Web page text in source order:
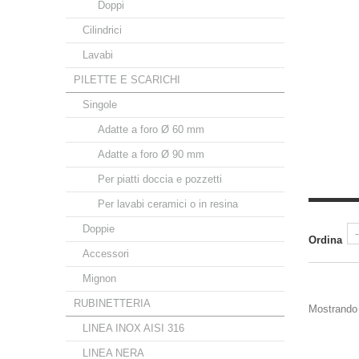
Doppi
Cilindrici
Lavabi
PILETTE E SCARICHI
Singole
Adatte a foro Ø 60 mm
Adatte a foro Ø 90 mm
Per piatti doccia e pozzetti
Per lavabi ceramici o in resina
Doppie
Accessori
Mignon
RUBINETTERIA
LINEA INOX AISI 316
LINEA NERA
Ordina